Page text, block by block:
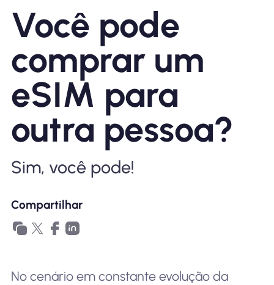
Planos de loja
Sobre o eSIM
Por que Nomad eSIM
Usando um eSIM
Para negócios
Você pode
comprar um
eSIM para
outra pessoa?
Sim, você pode!
Compartilhar
No cenário em constante evolução da